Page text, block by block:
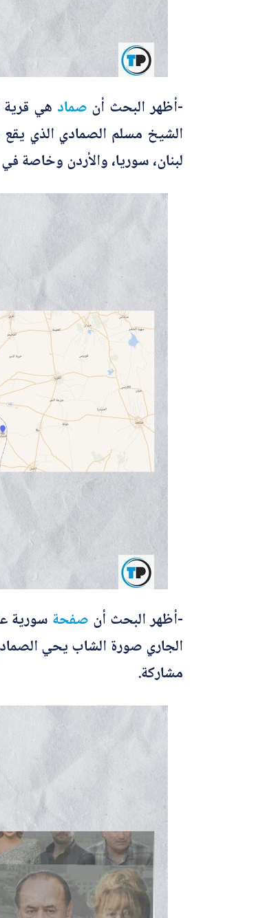
-أظهر البحث أن صماد هي قرية
الشيخ مسلم الصمادي الذي
لبنان، سوريا، والأردن وخاصة
-أظهر البحث أن صفحة سورية
مشاركة.